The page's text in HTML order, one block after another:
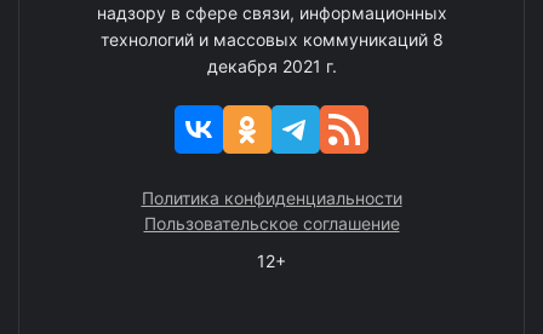
надзору в сфере связи, информационных
технологий и массовых коммуникаций 8
декабря 2021 г.
Политика конфиденциальности
Пользовательское соглашение
12+